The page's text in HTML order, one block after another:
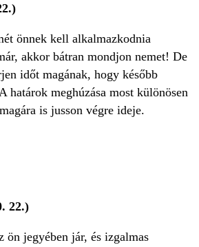
önnek kell alkalmazkodnia
akkor bátran mondjon nemet! De
időt magának, hogy később
határok meghúzása most különösen
is jusson végre ideje.
22.)
ön jegyében jár, és izgalmas